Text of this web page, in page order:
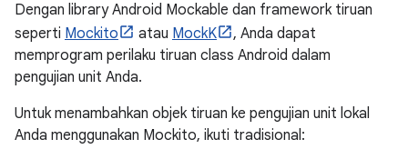
Dengan library Android Mockable dan framework tiruan
seperti Mockito atau MockK
, Anda dapat
memprogram perilaku tiruan class Android dalam
pengujian unit Anda.
Untuk menambahkan objek tiruan ke pengujian unit lokal
Anda menggunakan Mockito, ikuti tradisional: